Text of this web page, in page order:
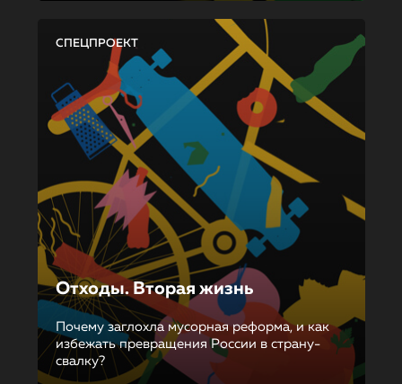
СПЕЦПРОЕКТ
Отходы. Вторая жизнь
Почему заглохла мусорная реформа, и как
избежать превращения России в страну-
свалку?